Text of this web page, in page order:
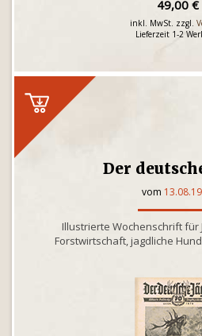
49,00 €
inkl. MwSt. zzgl.
Lieferzeit 1-2
Der
vom
Illustrierte Wochenschrift für
Forstwirtschaft, jagdliche